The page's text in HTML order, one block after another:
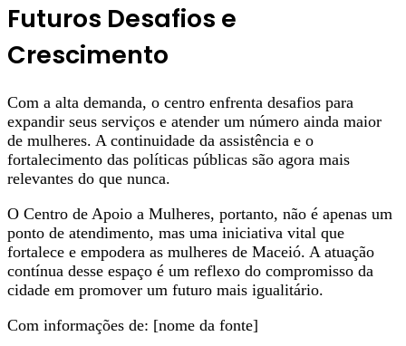
Futuros Desafios e
Crescimento
Com a alta demanda, o centro enfrenta desafios para
expandir seus serviços e atender um número ainda maior
de mulheres. A continuidade da assistência e o
fortalecimento das políticas públicas são agora mais
relevantes do que nunca.
O Centro de Apoio a Mulheres, portanto, não é apenas um
ponto de atendimento, mas uma iniciativa vital que
fortalece e empodera as mulheres de Maceió. A atuação
contínua desse espaço é um reflexo do compromisso da
cidade em promover um futuro mais igualitário.
Com informações de: [nome da fonte]